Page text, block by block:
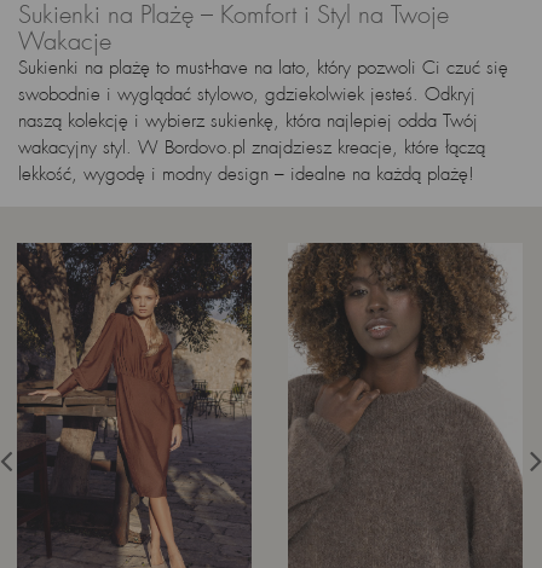
Sukienki na Plażę – Komfort i Styl na Twoje
Wakacje
Sukienki na plażę to must-have na lato, który pozwoli Ci czuć się
swobodnie i wyglądać stylowo, gdziekolwiek jesteś. Odkryj
naszą kolekcję i wybierz sukienkę, która najlepiej odda Twój
wakacyjny styl. W Bordovo.pl znajdziesz kreacje, które łączą
lekkość, wygodę i modny design – idealne na każdą plażę!